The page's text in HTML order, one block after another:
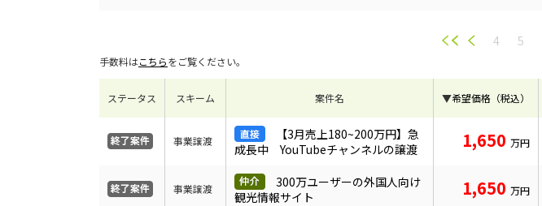
4 5
手数料はこちらをご覧ください。
ステータス スキーム 案件名 ▼希望価格（税込）
事業譲渡
【3月売上180~200万円】急
成長中 YouTubeチャンネルの譲渡
1,650 万円
事業譲渡
300万ユーザーの外国人向け
観光情報サイト
1,650 万円